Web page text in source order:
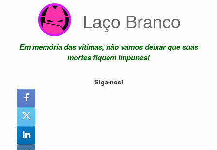
Laço Branco
Em memória das vítimas, não vamos deixar que suas
mortes fiquem impunes!
Siga-nos!